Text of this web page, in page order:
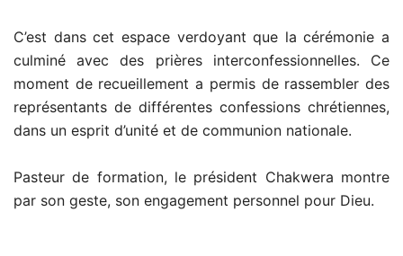
C’est dans cet espace verdoyant que la cérémonie a
culminé avec des prières interconfessionnelles. Ce
moment de recueillement a permis de rassembler des
représentants de différentes confessions chrétiennes,
dans un esprit d’unité et de communion nationale.
Pasteur de formation, le président Chakwera montre
par son geste, son engagement personnel pour Dieu.